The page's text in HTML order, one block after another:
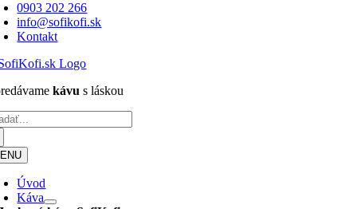
0903 202 266
info@sofikofi.sk
Kontakt
kávu s láskou
Úvod
Káva